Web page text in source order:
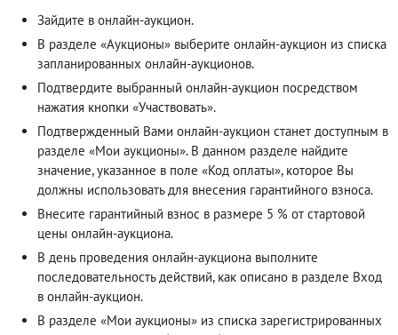
Зайдите в онлайн-аукцион.
В разделе «Аукционы» выберите онлайн-аукцион из списка
запланированных онлайн-аукционов.
Подтвердите выбранный онлайн-аукцион посредством
нажатия кнопки «Участвовать».
Подтвержденный Вами онлайн-аукцион станет доступным в
разделе «Мои аукционы». В данном разделе найдите
значение, указанное в поле «Код оплаты», которое Вы
должны использовать для внесения гарантийного взноса.
Внесите гарантийный взнос в размере 5 % от стартовой
цены онлайн-аукциона.
В день проведения онлайн-аукциона выполните
последовательность действий, как описано в разделе Вход
в онлайн-аукцион.
В разделе «Мои аукционы» из списка зарегистрированных